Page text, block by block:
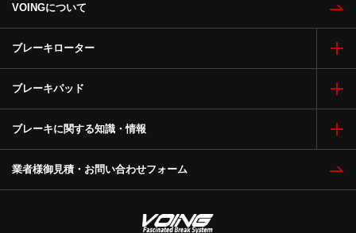
VOINGについて
ブレーキローター
ブレーキパッド
ブレーキに関する知識・情報
業者様御見積・お問い合わせフォーム